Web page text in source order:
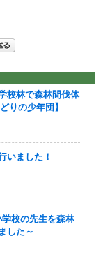
校林で森林間伐体
りの少年団】
いました！
校の先生を森林
した～